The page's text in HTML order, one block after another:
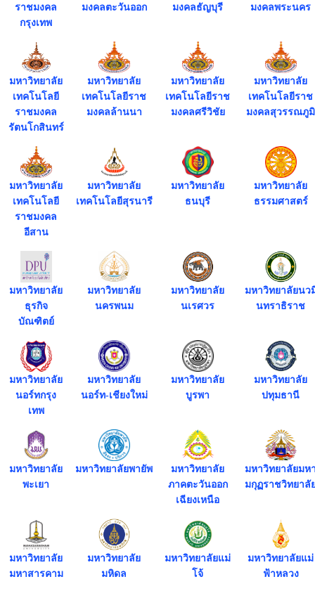
ราชมงคล
กรุงเทพ
มงคลตะวันออก
มงคลธัญบุรี
มงคลพระนคร
มหาวิทยาลัย
เทคโนโลยี
ราชมงคล
รัตนโกสินทร์
มหาวิทยาลัย
เทคโนโลยีราช
มงคลล้านนา
มหาวิทยาลัย
เทคโนโลยีราช
มงคลศรีวิชัย
มหาวิทยาลัย
เทคโนโลยีราช
มงคลสุวรรณภูมิ
มหาวิทยาลัย
เทคโนโลยี
ราชมงคล
อีสาน
มหาวิทยาลัย
เทคโนโลยีสุรนารี
มหาวิทยาลัย
ธนบุรี
มหาวิทยาลัย
ธรรมศาสตร์
มหาวิทยาลัย
ธุรกิจ
บัณฑิตย์
มหาวิทยาลัย
นครพนม
มหาวิทยาลัย
นเรศวร
มหาวิทยาลัยนว
นทราธิราช
มหาวิทยาลัย
นอร์ทกรุง
เทพ
มหาวิทยาลัย
นอร์ท-เชียงใหม่
มหาวิทยาลัย
บูรพา
มหาวิทยาลัย
ปทุมธานี
มหาวิทยาลัย
พะเยา
มหาวิทยาลัยพายัพ
มหาวิทยาลัย
ภาคตะวันออก
เฉียงเหนือ
มหาวิทยาลัยมห
มกุฏราชวิทยาลั
มหาวิทยาลัย
มหาสารคาม
มหาวิทยาลัย
มหิดล
มหาวิทยาลัยแม่
โจ้
มหาวิทยาลัยแม่
ฟ้าหลวง